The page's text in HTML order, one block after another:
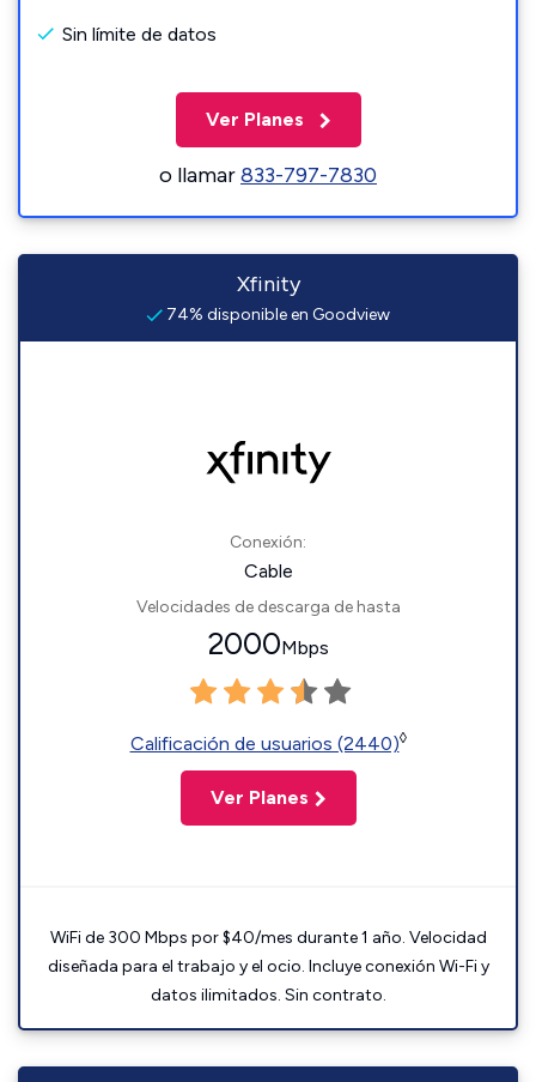
Sin límite de datos
Ver Planes
o llamar833-797-7830
Xfinity
74% disponible en Goodview
Conexión:
Cable
Velocidades de descarga de hasta
2000Mbps
Calificación de usuarios (2440)◊
Ver Planes
WiFi de 300 Mbps por $40/mes durante 1 año. Velocidad
diseñada para el trabajo y el ocio. Incluye conexión Wi-Fi y
datos ilimitados. Sin contrato.